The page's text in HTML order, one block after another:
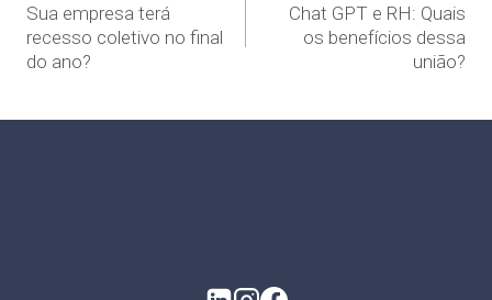
Sua empresa terá
recesso coletivo no final
do ano?
Chat GPT e RH: Quais
os benefícios dessa
união?